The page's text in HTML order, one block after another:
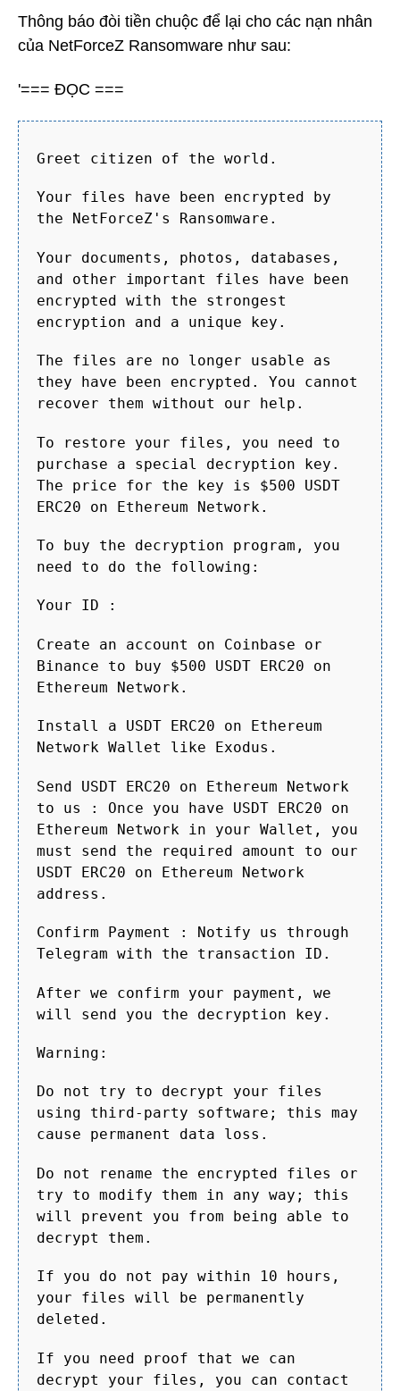
Thông báo đòi tiền chuộc để lại cho các nạn nhân
của NetForceZ Ransomware như sau:
'=== ĐỌC ===
Greet citizen of the world.
Your files have been encrypted by
the NetForceZ's Ransomware.
Your documents, photos, databases,
and other important files have been
encrypted with the strongest
encryption and a unique key.
The files are no longer usable as
they have been encrypted. You cannot
recover them without our help.
To restore your files, you need to
purchase a special decryption key.
The price for the key is $500 USDT
ERC20 on Ethereum Network.
To buy the decryption program, you
need to do the following:
Your ID :
Create an account on Coinbase or
Binance to buy $500 USDT ERC20 on
Ethereum Network.
Install a USDT ERC20 on Ethereum
Network Wallet like Exodus.
Send USDT ERC20 on Ethereum Network
to us : Once you have USDT ERC20 on
Ethereum Network in your Wallet, you
must send the required amount to our
USDT ERC20 on Ethereum Network
address.
Confirm Payment : Notify us through
Telegram with the transaction ID.
After we confirm your payment, we
will send you the decryption key.
Warning:
Do not try to decrypt your files
using third-party software; this may
cause permanent data loss.
Do not rename the encrypted files or
try to modify them in any way; this
will prevent you from being able to
decrypt them.
If you do not pay within 10 hours,
your files will be permanently
deleted.
If you need proof that we can
decrypt your files, you can contact